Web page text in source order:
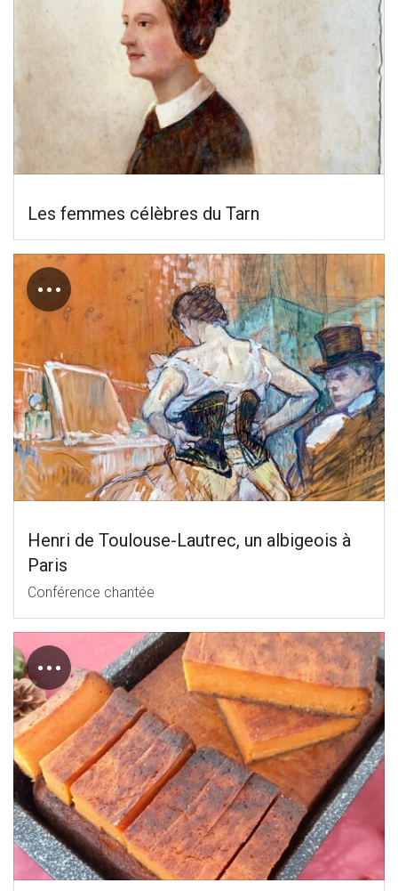
Les femmes célèbres du Tarn
…
Henri de Toulouse-Lautrec, un albigeois à
Paris
Conférence chantée
…